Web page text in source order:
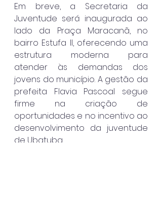
Em breve, a Secretaria da
Juventude será inaugurada ao
lado da Praça Maracanã, no
bairro Estufa II, oferecendo uma
estrutura moderna para
atender às demandas dos
jovens do município. A gestão da
prefeita Flavia Pascoal segue
firme na criação de
oportunidades e no incentivo ao
desenvolvimento da juventude
de Ubatuba.